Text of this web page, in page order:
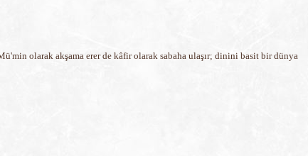
olarak akşama erer de kâfir olarak sabaha ulaşır; dinini basit bir dünya